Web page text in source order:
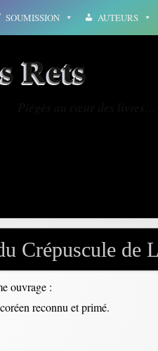
SOUMISSION AUTEURS
Rets
Crépuscule de
ouvrage :
reconnu et primé.